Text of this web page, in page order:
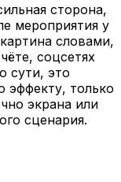
сторона,
мероприятия у
словами,
соцсетях
сути, это
эффекту, только
экрана или
сценария.